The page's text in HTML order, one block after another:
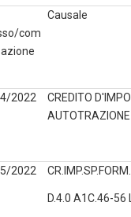
com
Causale
2022
CREDITO
2022
D.4.0 A1C.46-